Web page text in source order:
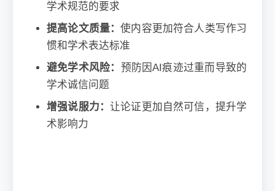
学术规范的要求
提高论文质量：使内容更加符合人类写作习
惯和学术表达标准
避免学术风险： 预防因AI痕迹过重而导致的
学术诚信问题
增强说服力： 让论证更加自然可信，提升学
术影响力